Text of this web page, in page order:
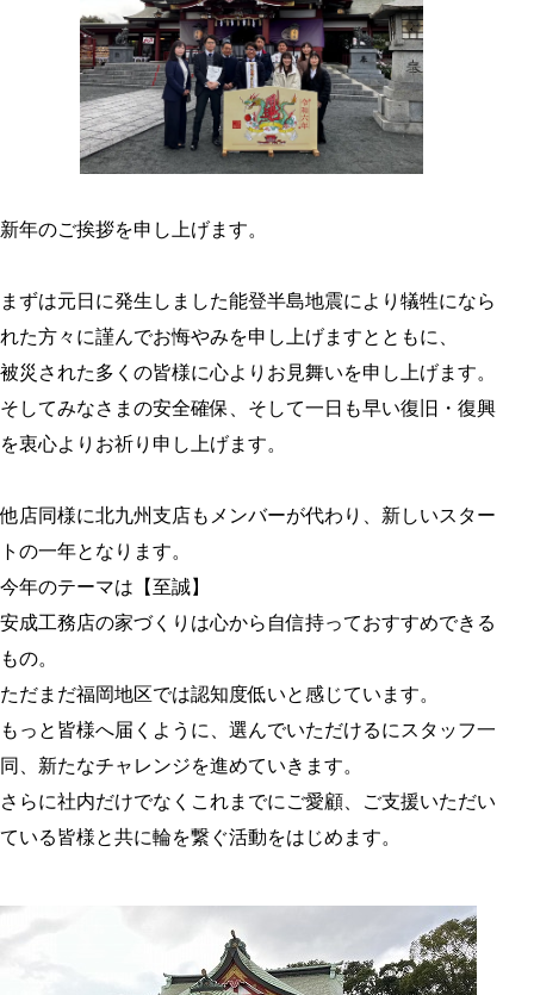
新年のご挨拶を申し上げます。
まずは元日に発生しました能登半島地震により犠牲になら
れた方々に謹んでお悔やみを申し上げますとともに、
被災された多くの皆様に心よりお見舞いを申し上げます。
そしてみなさまの安全確保、そして一日も早い復旧・復興
を衷心よりお祈り申し上げます。
他店同様に北九州支店もメンバーが代わり、新しいスター
トの一年となります。
今年のテーマは【至誠】
安成工務店の家づくりは心から自信持っておすすめできる
もの。
ただまだ福岡地区では認知度低いと感じています。
もっと皆様へ届くように、選んでいただけるにスタッフ一
同、新たなチャレンジを進めていきます。
さらに社内だけでなくこれまでにご愛顧、ご支援いただい
ている皆様と共に輪を繋ぐ活動をはじめます。